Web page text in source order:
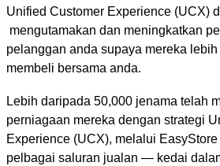
Unified Customer Experience (UCX)
mengutamakan dan meningkatkan
pelanggan anda supaya mereka
membeli bersama anda.
Lebih daripada 50,000 jenama telah
perniagaan mereka dengan strategi
Experience (UCX), melalui
pelbagai saluran jualan — kedai